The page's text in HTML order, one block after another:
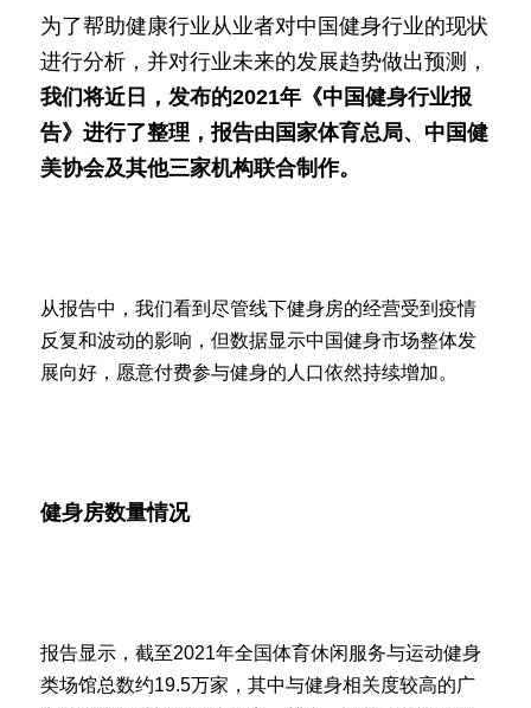
为了帮助健康行业从业者对中国健身行业的现状
进行分析，并对行业未来的发展趋势做出预测，
我们将近日，发布的2021年《中国健身行业报
告》进行了整理，报告由国家体育总局、中国健
美协会及其他三家机构联合制作。
从报告中，我们看到尽管线下健身房的经营受到疫情
反复和波动的影响，但数据显示中国健身市场整体发
展向好，愿意付费参与健身的人口依然持续增加。
健身房数量情况
报告显示，截至2021年全国体育休闲服务与运动健身
类场馆总数约19.5万家，其中与健身相关度较高的广